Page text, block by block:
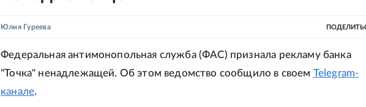
Юлия Гуреева
Федеральная антимонопольная служба (ФАС) признала рекламу банка
"Точка" ненадлежащей. Об этом ведомство сообщило в своем Telegram-
канале.